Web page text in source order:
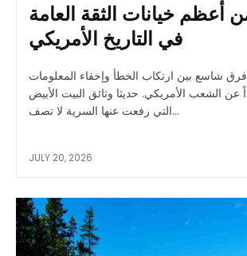
أعظم خيانات الثقة العامة
في التاريخ الأمريكي
شاسع بين ارتكاب الخطأ وإخفاء المعلومات
عن الشعب الأمريكي. حديثا وثائق البيت الأبيض
التي رفعت عنها السرية لا تصف...
JULY 20, 2026